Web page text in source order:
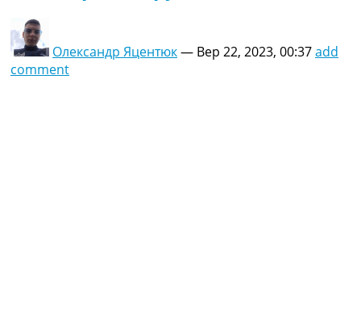
Олександр Яцентюк— Вер 22, 2023, 00:37add
comment